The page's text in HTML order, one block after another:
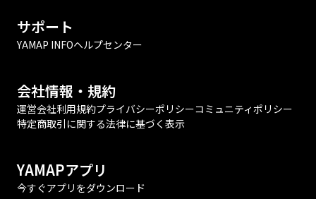
サポート
YAMAP INFOヘルプセンター
会社情報・規約
運営会社利用規約プライバシーポリシーコミュニティポリシー
特定商取引に関する法律に基づく表示
YAMAPアプリ
今すぐアプリをダウンロード